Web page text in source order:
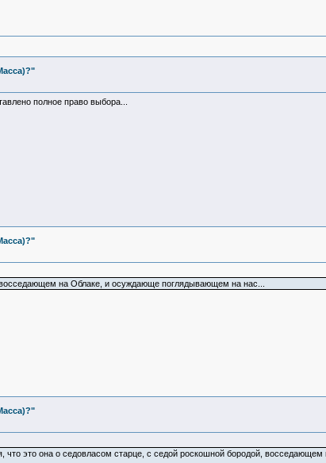
полное право выбора...
на Облаке, и осуждающе поглядывающем на нас...
что это она о седовласом старце, с седой роскошной бородой,